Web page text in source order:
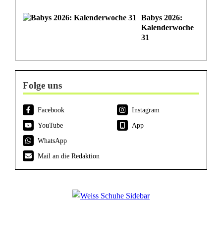
Babys 2026:
Kalenderwoche
31
Folge uns
Facebook
Instagram
YouTube
App
WhatsApp
Mail an die Redaktion